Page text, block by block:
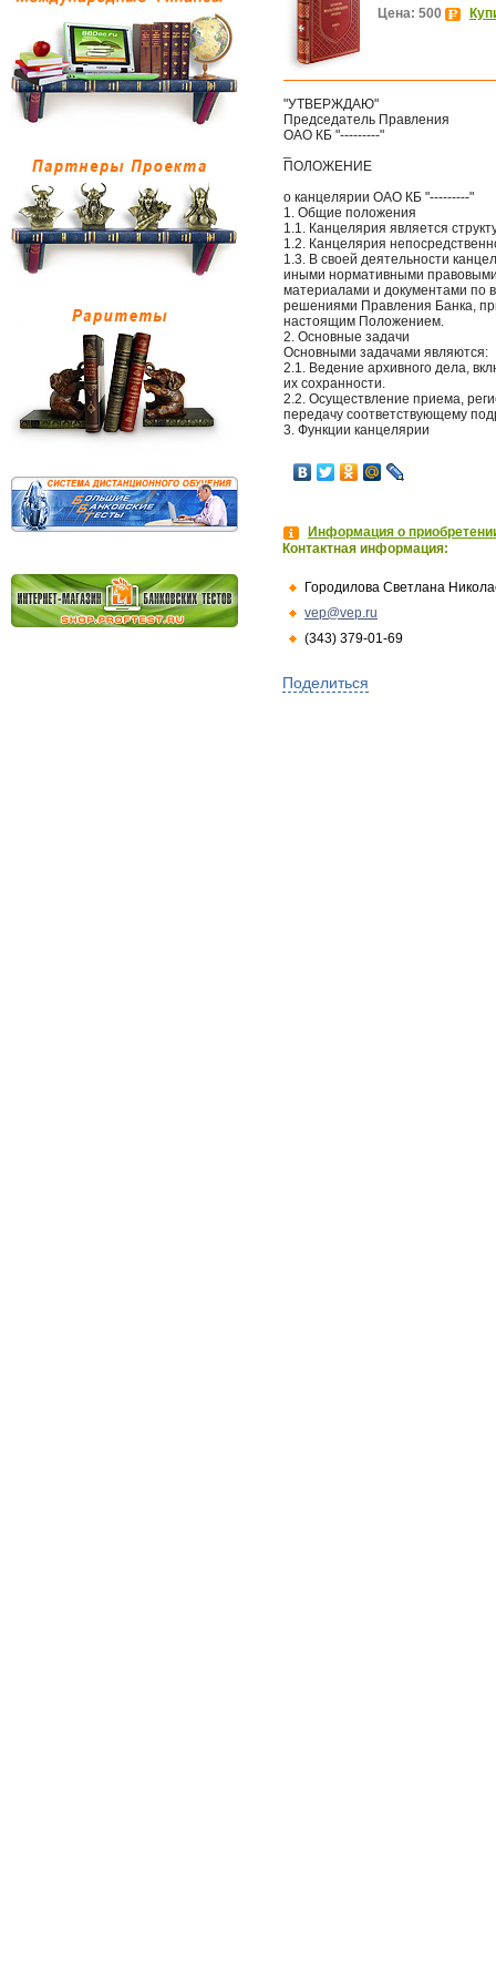
Цена: 500
"УТВЕРЖДАЮ"
Председатель Правления
ОАО КБ "---------"
ПОЛОЖЕНИЕ
о канцелярии ОАО КБ "---------"
1. Общие положения
1.1. Канцелярия является
1.2. Канцелярия
1.3. В своей деятельности
иными нормативными
материалами и документами по
решениями Правления Банка,
настоящим Положением.
2. Основные задачи
Основными задачами являются:
2.1. Ведение архивного дела,
их сохранности.
2.2. Осуществление приема,
передачу соответствующему
3. Функции канцелярии
Информация о
Контактная информация:
Городилова Светлана
vep@vep.ru
(343) 379-01-69
Поделиться